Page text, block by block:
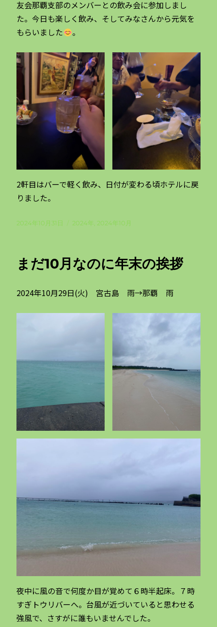
友会那覇支部のメンバーとの飲み会に参加しまし
た。今日も楽しく飲み、そしてみなさんから元気を
もらいました
。
2軒目はバーで軽く飲み、日付が変わる頃ホテルに戻
りました。
投
2024年10月31日
カ
ー
2024年, 2024年10月
まだ10月なのに年末の挨拶
2024年10月29日(火) 宮古島 雨→那覇 雨
夜中に風の音で何度か目が覚めて６時半起床。７時
すぎトウリバーへ。台風が近づいていると思わせる
強風で、さすがに誰もいませんでした。